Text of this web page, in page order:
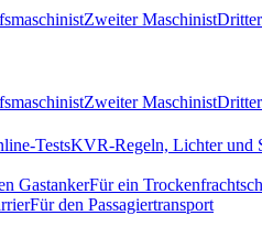
Zweiter Maschinist
Zweiter Maschinist
TestsKVR-Regeln, Lichter und
GastankerFür ein
Für den Passagiertransport